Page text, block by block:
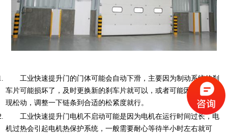
工业快速提升门的门体可能会自动下滑，主要因为制动系统的刹
车片可能损坏了，及时更换新的刹车片就可以，或者可能因为链条出
现松动，调整一下链条到合适的松紧度就行。
工业快速提升门电机不启动可能是因为电机在运行时间过长，电
机过热会引起电机热保护系统，一般需要耐心等待半小时左右就可